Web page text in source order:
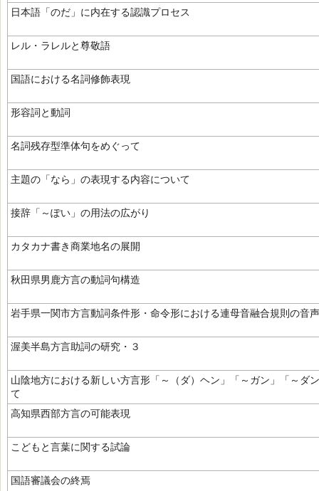
日本語「のだ」に内在する認識プロセス
レル・ラレルと尊敬語
国語における名詞修飾表現
形容詞と動詞
名詞残存型準体句をめぐって
主題の「なら」の表現する内容について
接辞「～ぽい」の用法の広がり
カタカナ書き商業地名の展開
秋田県男鹿方言の動詞句構造
岩手県一関市方言動詞条件形・命令形における連母音融合規則の音
渥美半島方言助詞の研究・３
山陰地方における新しい方言形「～（ダ）ヘン」「～ガン」「～ダ
て
高知県西部方言の可能表現
こどもと言葉に関する試論
国語審議会の終焉